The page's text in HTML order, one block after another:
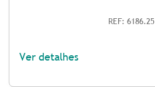
REF: 6186.25
Ver detalhes